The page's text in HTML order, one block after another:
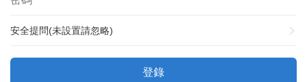
安全提問(未設置請忽略)
登錄